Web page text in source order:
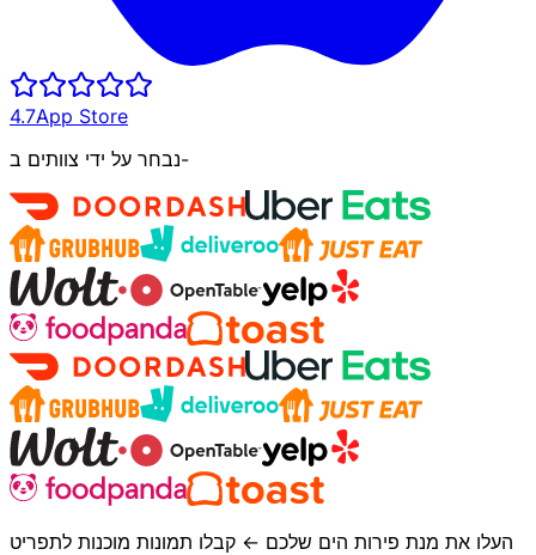
4.7App Store
נבחר על ידי צוותים ב-
העלו את מנת פירות הים שלכם ← קבלו תמונות מוכנות לתפריט